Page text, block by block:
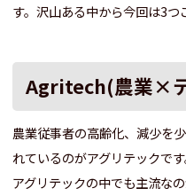
す。沢山ある中から今回は3つ
Agritech(農業×
農業従事者の高齢化、減少を
れているのがアグリテックです
アグリテックの中でも主流な